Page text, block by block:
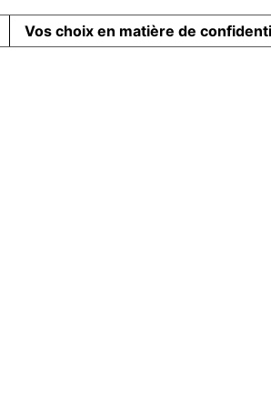
Vos choix en matière de